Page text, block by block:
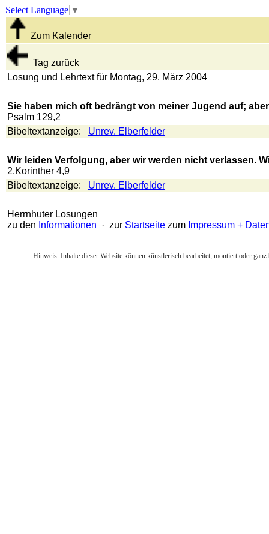
Select Language ▼
Zum Kalender
Tag zurück
Losung und Lehrtext für Montag, 29. März 2004
Sie haben mich oft bedrängt von meiner Jugend auf;
Psalm 129,2
Bibeltextanzeige: Unrev. Elberfelder
Wir leiden Verfolgung, aber wir werden nicht verlassen.
2.Korinther 4,9
Bibeltextanzeige: Unrev. Elberfelder
Herrnhuter Losungen
zu den Informationen · zur Startseite zum Impressum +
Hinweis: Inhalte dieser Website können künstlerisch bearbeitet, montiert oder